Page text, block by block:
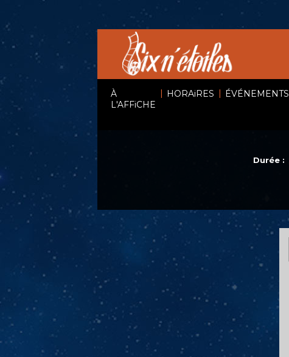
À
L'AFFiCHE
| HORAiRES | ÉVÉNEMENTS
Durée :